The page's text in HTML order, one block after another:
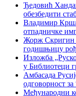
Ђедовић
обезбедити
Владимир
отпадничке
Жорж Скригин
годишњицу
Изложба
у Библиотеци
Амбасада
одговорност за
Међународни